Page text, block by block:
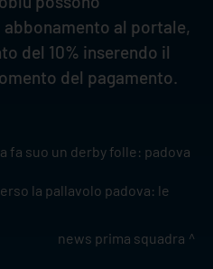
al portale,
del 10% inserendo il
del pagamento.
fa suo un derby folle: padova
la pallavolo padova: le
news prima squadra